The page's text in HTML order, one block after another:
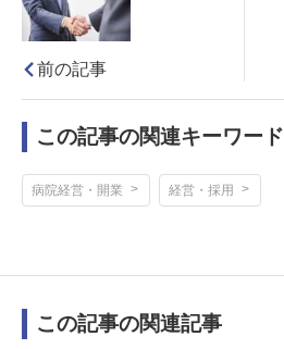
前の記事
この記事の関連キーワード
病院経営・開業 経営・採用
この記事の関連記事